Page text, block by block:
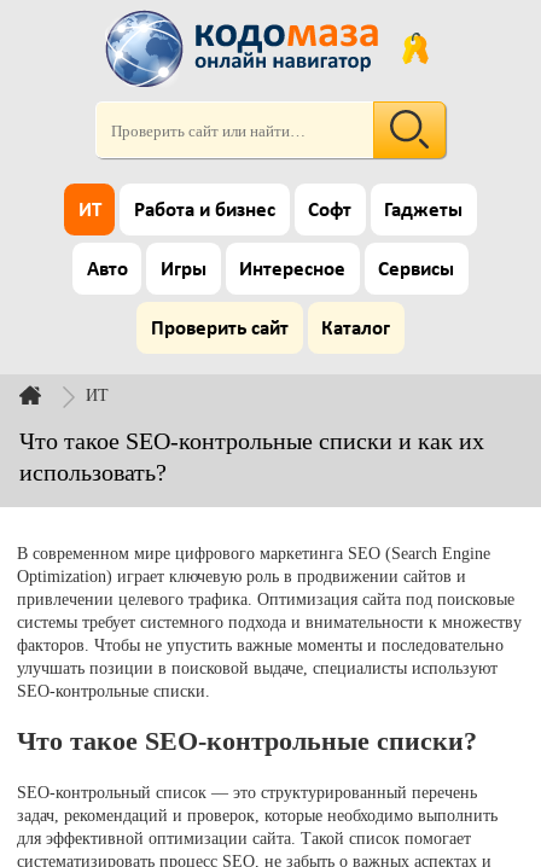
ИТ Работа и бизнес Софт Гаджеты
Авто Игры Интересное Сервисы
Проверить сайт Каталог
ИТ
Что такое SEO-контрольные списки и как их
использовать?
В современном мире цифрового маркетинга SEO (Search Engine
Optimization) играет ключевую роль в продвижении сайтов и
привлечении целевого трафика. Оптимизация сайта под поисковые
системы требует системного подхода и внимательности к множеству
факторов. Чтобы не упустить важные моменты и последовательно
улучшать позиции в поисковой выдаче, специалисты используют
SEO-контрольные списки.
Что такое SEO-контрольные списки?
SEO-контрольный список — это структурированный перечень
задач, рекомендаций и проверок, которые необходимо выполнить
для эффективной оптимизации сайта. Такой список помогает
систематизировать процесс SEO, не забыть о важных аспектах и